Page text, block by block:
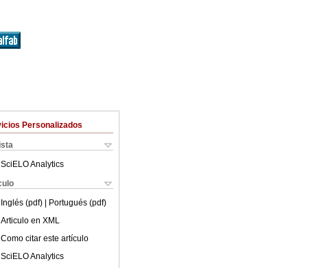
Personalizados
SciELO Analytics
Inglés (pdf) | Portugués (pdf)
Articulo en XML
Como citar este artículo
SciELO Analytics